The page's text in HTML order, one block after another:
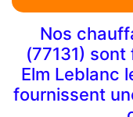
Nos
(77131)
Elm Leblanc
fournissent